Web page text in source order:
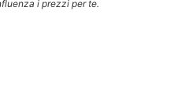
i prezzi per te.